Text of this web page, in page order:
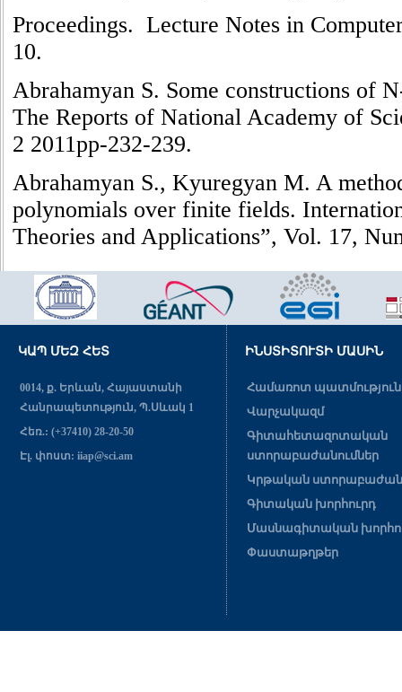
Proceedings. Lecture Notes in
10.
Abrahamyan S. Some constructions of
The Reports of National Academy of
2 2011pp-232-239.
Abrahamyan S., Kyuregyan M. A
polynomials over finite fields.
Theories and Applications”, Vol. 17,
ԿԱՊ ՄԵԶ ՀԵՏ
0014, ք. Երևան, Հայաստանի
Հանրապետություն, Պ.Սևակ 1
Հեռ.: (+37410) 28-20-50
Էլ. փոստ: iiap@sci.am
ԻՆՍՏԻՏՈՒՏԻ ՄԱՍԻՆ
Համառոտ պատմություն
Վարչակազմ
Գիտահետազոտական
ստորաբաժանումներ
Կրթական
Գիտական խորհուրդ
Մասնագիտական
Փաստաթղթեր